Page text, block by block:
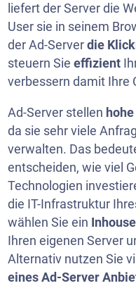
liefert der Server die
User sie in seinem
der Ad-Serverdie
steuern Sieeffizient
verbessern damit Ihre
Ad-Server stellen
da sie sehr viele
verwalten. Das
entscheiden, wie viel
Technologien
die IT-Infrastruktur
wählen Sie ein
Ihren eigenen Server
Alternativ nutzen Sie
eines Ad-Server